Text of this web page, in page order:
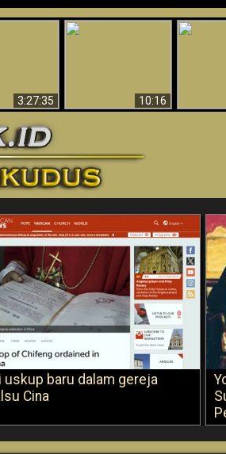
3:27:35
Final)
10:16
uskup baru dalam gereja
Cina